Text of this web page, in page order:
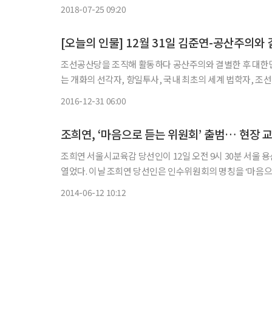
2018-07-25 09:20
[오늘의 인물] 12월 31일 김준연-공산주의와
조선공산당을 조직해 활동하다 공산주의와 결별한 후 대
는 개화의 선각자, 항일투사, 국내 최초의 세계 법학자, 조
2016-12-31 06:00
조희연, ‘마음으로 듣는 위원회’ 출범… 현장
조희연 서울시교육감 당선인이 12일 오전 9시 30분 서울
열었다. 이날 조희연 당선인은 인수위원회의 명칭을 ‘마음으로 듣는 조희연 서울시교육감 취임준비위원회’(줄여서 ‘마음으로 듣는
2014-06-12 10:12